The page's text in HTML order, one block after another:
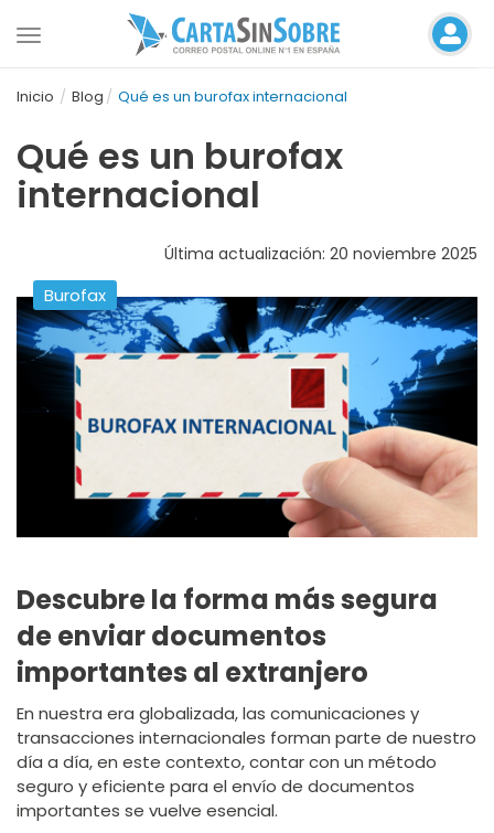
Toggle
Inicio Blog Qué es un burofax internacional
Qué es un burofax
internacional
Última actualización: 20 noviembre 2025
Burofax
Descubre la forma más segura
de enviar documentos
importantes al extranjero
En nuestra era globalizada, las comunicaciones y
transacciones internacionales forman parte de nuestro
día a día, en este contexto, contar con un método
seguro y eficiente para el envío de documentos
importantes se vuelve esencial.